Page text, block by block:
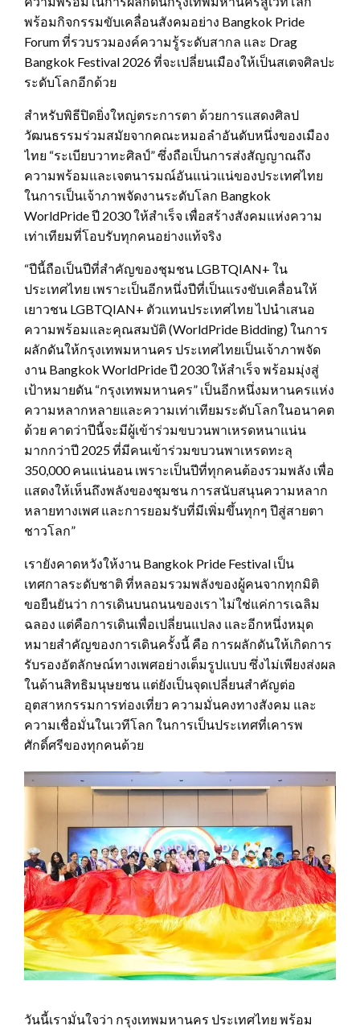
พร้อมกิจกรรมขับเคลื่อนสังคมอย่าง Bangkok Pride
Forum ที่รวบรวมองค์ความรู้ระดับสากล และ Drag
Bangkok Festival 2026 ที่จะเปลี่ยนเมืองให้เป็นสเตจศิลปะ
ระดับโลกอีกด้วย
สำหรับพิธีปิดยิ่งใหญ่ตระการตา ด้วยการแสดงศิลป
วัฒนธรรมร่วมสมัยจากคณะหมอลำอันดับหนึ่งของเมือง
ไทย “ระเบียบวาทะศิลป์” ซึ่งถือเป็นการส่งสัญญาณถึง
ความพร้อมและเจตนารมณ์อันแน่วแน่ของประเทศไทย
ในการเป็นเจ้าภาพจัดงานระดับโลก Bangkok
WorldPride ปี 2030 ให้สำเร็จ เพื่อสร้างสังคมแห่งความ
เท่าเทียมที่โอบรับทุกคนอย่างแท้จริง
“ปีนี้ถือเป็นปีที่สำคัญของชุมชน LGBTQIAN+ ใน
ประเทศไทย เพราะเป็นอีกหนึ่งปีที่เป็นแรงขับเคลื่อนให้
เยาวชน LGBTQIAN+ ตัวแทนประเทศไทย ไปนำเสนอ
ความพร้อมและคุณสมบัติ (WorldPride Bidding) ในการ
ผลักดันให้กรุงเทพมหานคร ประเทศไทยเป็นเจ้าภาพจัด
งาน Bangkok WorldPride ปี 2030 ให้สำเร็จ พร้อมมุ่งสู่
เป้าหมายดัน “กรุงเทพมหานคร” เป็นอีกหนึ่งมหานครแห่ง
ความหลากหลายและความเท่าเทียมระดับโลกในอนาคต
ด้วย คาดว่าปีนี้จะมีผู้เข้าร่วมขบวนพาเหรดหนาแน่น
มากกว่าปี 2025 ที่มีคนเข้าร่วมขบวนพาเหรดทะลุ
350,000 คนแน่นอน เพราะเป็นปีที่ทุกคนต้องรวมพลัง เพื่อ
แสดงให้เห็นถึงพลังของชุมชน การสนับสนุนความหลาก
หลายทางเพศ และการยอมรับที่มีเพิ่มขึ้นทุกๆ ปีสู่สายตา
ชาวโลก”
เรายังคาดหวังให้งาน Bangkok Pride Festival เป็น
เทศกาลระดับชาติ ที่หลอมรวมพลังของผู้คนจากทุกมิติ
ขอยืนยันว่า การเดินบนถนนของเรา ไม่ใช่แค่การเฉลิม
ฉลอง แต่คือการเดินเพื่อเปลี่ยนแปลง และอีกหนึ่งหมุด
หมายสำคัญของการเดินครั้งนี้ คือ การผลักดันให้เกิดการ
รับรองอัตลักษณ์ทางเพศอย่างเต็มรูปแบบ ซึ่งไม่เพียงส่งผล
ในด้านสิทธิมนุษยชน แต่ยังเป็นจุดเปลี่ยนสำคัญต่อ
อุตสาหกรรมการท่องเที่ยว ความมั่นคงทางสังคม และ
ความเชื่อมั่นในเวทีโลก ในการเป็นประเทศที่เคารพ
ศักดิ์ศรีของทุกคนด้วย
วันนี้เรามั่นใจว่า กรุงเทพมหานคร ประเทศไทย พร้อม